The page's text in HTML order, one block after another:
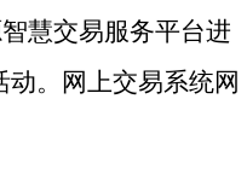
慧交易服务平台进
。网上交易系统网